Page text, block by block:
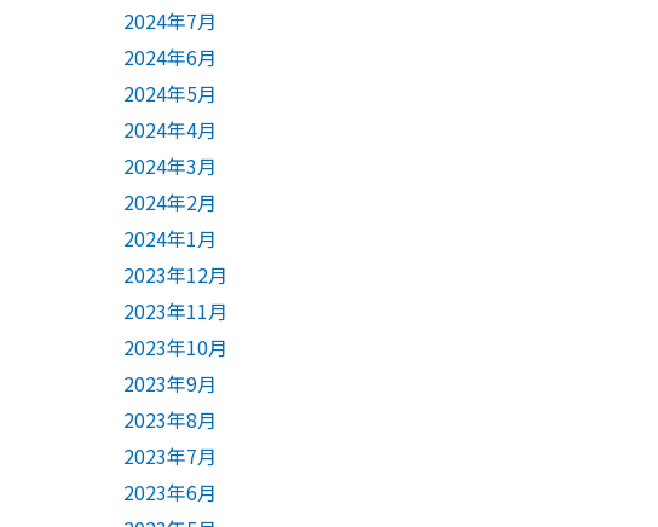
2024年7月
2024年6月
2024年5月
2024年4月
2024年3月
2024年2月
2024年1月
2023年12月
2023年11月
2023年10月
2023年9月
2023年8月
2023年7月
2023年6月